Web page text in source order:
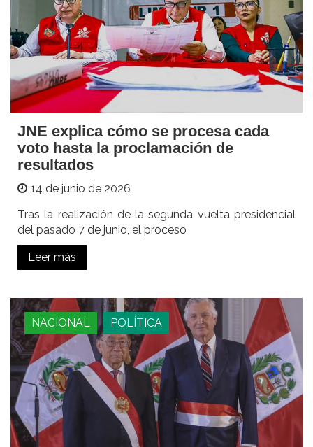
JNE explica cómo se procesa cada
voto hasta la proclamación de
resultados
14 de junio de 2026
Tras la realización de la segunda vuelta presidencial
del pasado 7 de junio, el proceso
Leer más
NACIONAL POLÍTICA